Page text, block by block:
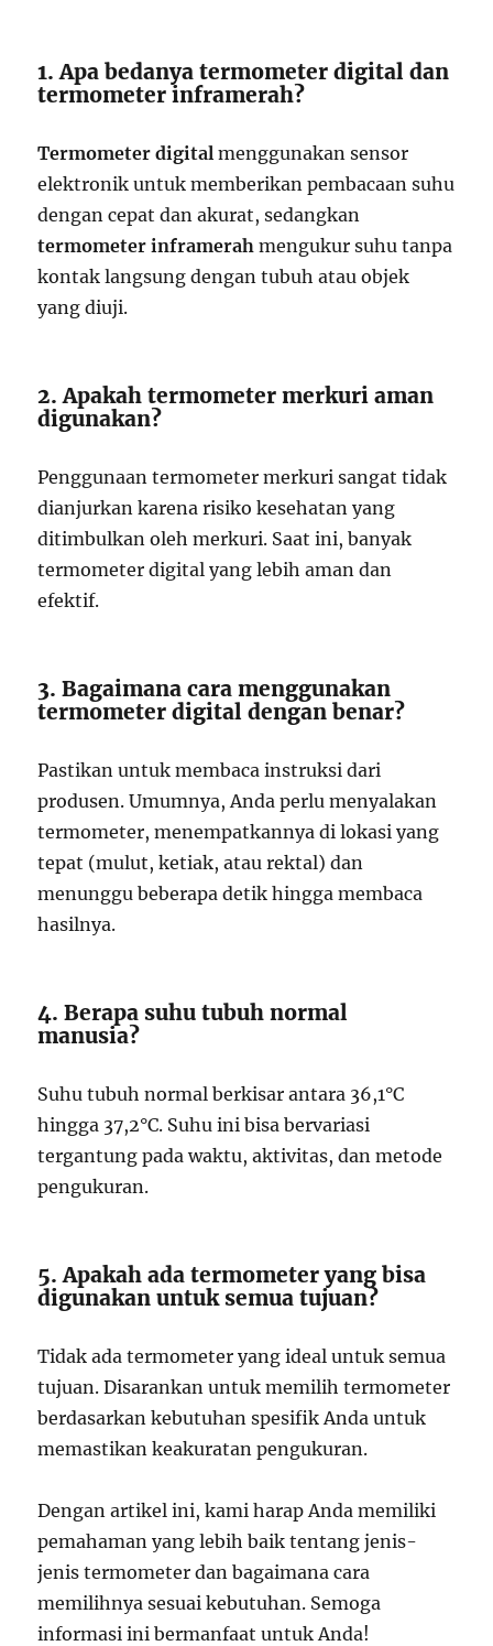
1. Apa bedanya termometer digital dan
termometer inframerah?
Termometer digital menggunakan sensor
elektronik untuk memberikan pembacaan suhu
dengan cepat dan akurat, sedangkan
termometer inframerah mengukur suhu tanpa
kontak langsung dengan tubuh atau objek
yang diuji.
2. Apakah termometer merkuri aman
digunakan?
Penggunaan termometer merkuri sangat tidak
dianjurkan karena risiko kesehatan yang
ditimbulkan oleh merkuri. Saat ini, banyak
termometer digital yang lebih aman dan
efektif.
3. Bagaimana cara menggunakan
termometer digital dengan benar?
Pastikan untuk membaca instruksi dari
produsen. Umumnya, Anda perlu menyalakan
termometer, menempatkannya di lokasi yang
tepat (mulut, ketiak, atau rektal) dan
menunggu beberapa detik hingga membaca
hasilnya.
4. Berapa suhu tubuh normal
manusia?
Suhu tubuh normal berkisar antara 36,1°C
hingga 37,2°C. Suhu ini bisa bervariasi
tergantung pada waktu, aktivitas, dan metode
pengukuran.
5. Apakah ada termometer yang bisa
digunakan untuk semua tujuan?
Tidak ada termometer yang ideal untuk semua
tujuan. Disarankan untuk memilih termometer
berdasarkan kebutuhan spesifik Anda untuk
memastikan keakuratan pengukuran.
Dengan artikel ini, kami harap Anda memiliki
pemahaman yang lebih baik tentang jenis-
jenis termometer dan bagaimana cara
memilihnya sesuai kebutuhan. Semoga
informasi ini bermanfaat untuk Anda!